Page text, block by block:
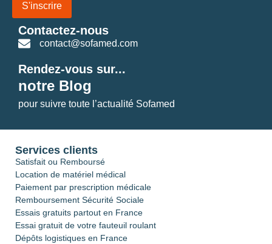
S'inscrire
Contactez-nous
contact@sofamed.com
Rendez-vous sur...
notre Blog
pour suivre toute l’actualité Sofamed
Services clients
Satisfait ou Remboursé
Location de matériel médical
Paiement par prescription médicale
Remboursement Sécurité Sociale
Essais gratuits partout en France
Essai gratuit de votre fauteuil roulant
Dépôts logistiques en France